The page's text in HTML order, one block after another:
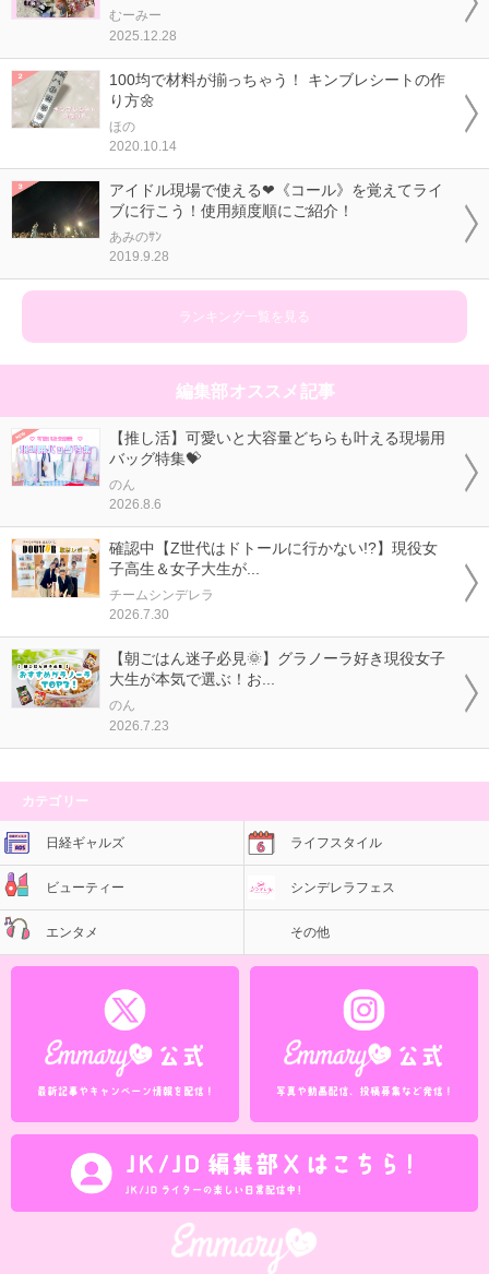
むーみー
2025.12.28
100均で材料が揃っちゃう！ キンブレシートの作
り方🌼
ほの
2020.10.14
アイドル現場で使える❤《コール》を覚えてライ
ブに行こう！使用頻度順にご紹介！
あみのｻﾝ
2019.9.28
ランキング一覧を見る
編集部オススメ記事
【推し活】可愛いと大容量どちらも叶える現場用
バッグ特集💝
のん
2026.8.6
確認中【Z世代はドトールに行かない!?】現役女
子高生＆女子大生が...
チームシンデレラ
2026.7.30
【朝ごはん迷子必見🌞】グラノーラ好き現役女子
大生が本気で選ぶ！お...
のん
2026.7.23
カテゴリー
日経ギャルズ ライフスタイル
ビューティー シンデレラフェス
エンタメ その他